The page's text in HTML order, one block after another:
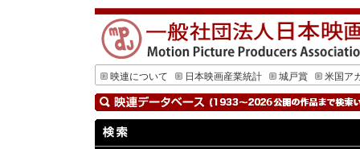
映連について 日本映画産業統計 城戸賞 米国ア